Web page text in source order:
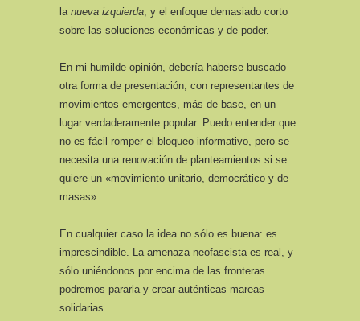
la nueva izquierda, y el enfoque demasiado corto
sobre las soluciones económicas y de poder.
En mi humilde opinión, debería haberse buscado
otra forma de presentación, con representantes de
movimientos emergentes, más de base, en un
lugar verdaderamente popular. Puedo entender que
no es fácil romper el bloqueo informativo, pero se
necesita una renovación de planteamientos si se
quiere un «movimiento unitario, democrático y de
masas».
En cualquier caso la idea no sólo es buena: es
imprescindible. La amenaza neofascista es real, y
sólo uniéndonos por encima de las fronteras
podremos pararla y crear auténticas mareas
solidarias.